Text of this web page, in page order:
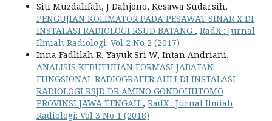
Siti Muzdalifah, J Dahjono, Kesawa Sudarsih,
PENGUJIAN KOLIMATOR PADA PESAWAT SINAR X DI
INSTALASI RADIOLOGI RSUD BATANG , RadX : Jurnal
Ilmiah Radiologi: Vol 2 No 2 (2017)
Inna Fadlilah R, Yayuk Sri W, Intan Andriani,
ANALISIS KEBUTUHAN FORMASI JABATAN
FUNGSIONAL RADIOGRAFER AHLI DI INSTALASI
RADIOLOGI RSJD DR AMINO GONDOHUTOMO
PROVINSI JAWA TENGAH , RadX : Jurnal Ilmiah
Radiologi: Vol 3 No 1 (2018)